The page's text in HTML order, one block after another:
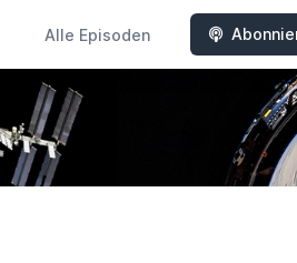
Alle Episoden